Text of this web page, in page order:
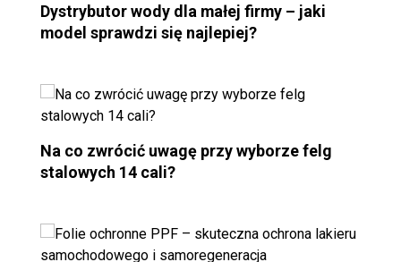
Dystrybutor wody dla małej firmy – jaki
model sprawdzi się najlepiej?
Na co zwrócić uwagę przy wyborze felg
stalowych 14 cali?